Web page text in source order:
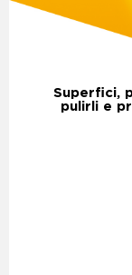
Superfici,
pulirli e